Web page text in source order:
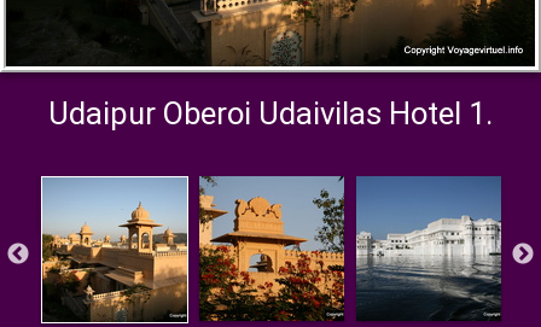
Udaipur Oberoi Udaivilas Hotel 1.